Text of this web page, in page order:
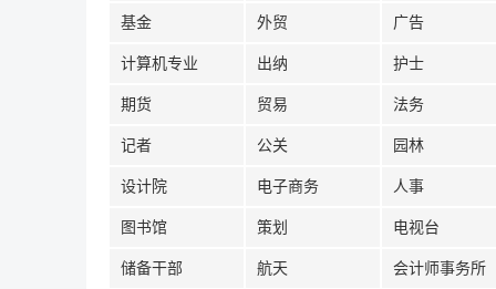
基金 外贸 广告
计算机专业 出纳 护士
期货 贸易 法务
记者 公关 园林
设计院 电子商务 人事
图书馆 策划 电视台
储备干部 航天 会计师事务所